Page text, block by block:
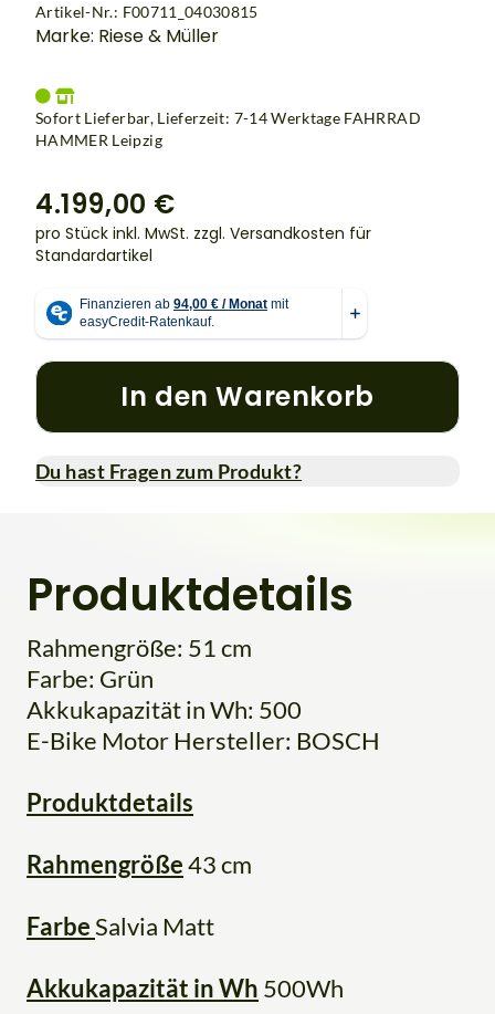
Artikel-Nr.: F00711_04030815
Marke: Riese & Müller
Sofort Lieferbar, Lieferzeit: 7-14 Werktage FAHRRAD
HAMMER Leipzig
4.199,00 €
pro Stück inkl. MwSt. zzgl. Versandkosten für
Standardartikel
In den Warenkorb
Du hast Fragen zum Produkt?
Produktdetails
Rahmengröße: 51 cm
Farbe: Grün
Akkukapazität in Wh: 500
E-Bike Motor Hersteller: BOSCH
Produktdetails
Rahmengröße43 cm
FarbeSalvia Matt
Akkukapazität in Wh 500Wh